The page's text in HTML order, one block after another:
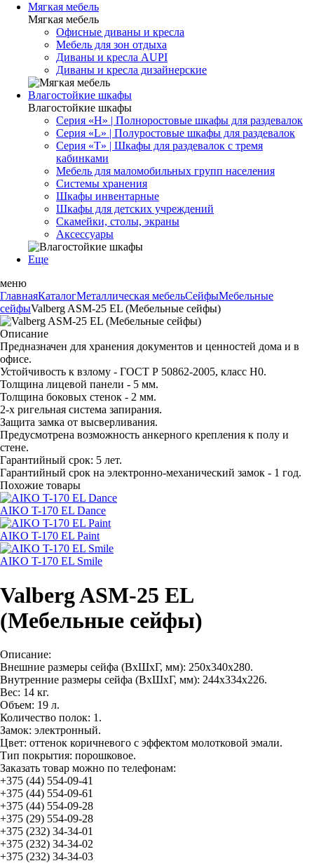
Мягкая мебель
Мягкая мебель
Офисные диваны и кресла
Мебель для зон отдыха
Диваны и кресла AUPI
Диваны и кресла дизайнерские
Влагостойкие шкафы
Влагостойкие шкафы
Серия «H» | Полноростовые шкафы для раздевалок
Серия «L» | Полуростовые шкафы для раздевалок
Серия «T» | Шкафы для раздевалок с тремя
кабинками
Мебель для маломобильных групп населения
Системы хранения
Шкафы инвентарные
Шкафы для детских учреждений
Скамейки, столы, экраны
Аксессуары
Еще
меню
ГлавнаяКаталогМеталлическая мебельСейфыМебельные
сейфыValberg ASM-25 EL (Мебельные сейфы)
Описание
Предназначен для хранения документов и ценностей дома и в
офисе.
Устойчивость к взлому - ГОСТ Р 50862-2005, класс Н0.
Толщина лицевой панели - 5 мм.
Толщина боковых стенок - 2 мм.
2-х ригельная система запирания.
Защита замка от высверливания.
Предусмотрена возможность анкерного крепления к полу и
стене.
Гарантийный срок: 5 лет.
Гарантийный срок на электронно-механический замок - 1 год.
Похожие товары
AIKO T-170 EL Dance
AIKO T-170 EL Paint
AIKO T-170 EL Smile
Valberg ASM-25 EL
(Мебельные сейфы)
Описание:
Внешние размеры сейфа (ВхШхГ, мм): 250х340х280.
Внутренние размеры сейфа (ВхШхГ, мм): 244х334х226.
Вес: 14 кг.
Объем: 19 л.
Количество полок: 1.
Замок: электронный.
Цвет: оттенок коричневого с эффектом молотковой эмали.
Тип покрытия: порошковое.
Заказать товар можно по телефонам:
+375 (44) 554-09-41
+375 (44) 554-09-61
+375 (44) 554-09-28
+375 (29) 554-09-28
+375 (232) 34-34-01
+375 (232) 34-34-02
+375 (232) 34-34-03